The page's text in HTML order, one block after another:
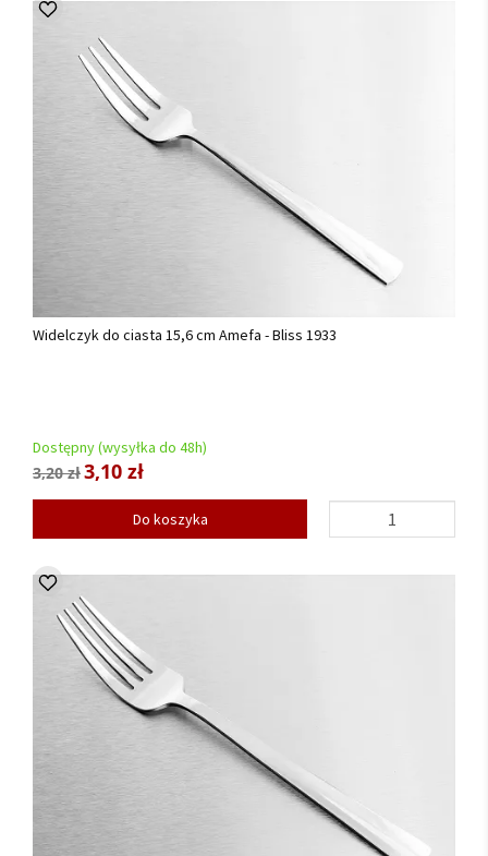
Widelczyk do ciasta 15,6 cm Amefa - Bliss 1933
Dostępny (wysyłka do 48h)
3,20 zł3,10 zł
Do koszyka